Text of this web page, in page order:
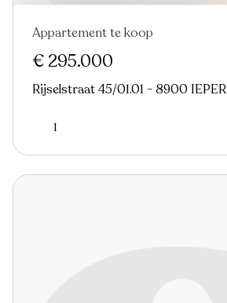
Nieuw
Appartement te koop
€ 295.000
Rijselstraat 45/01.01 - 8900 IEPER
1